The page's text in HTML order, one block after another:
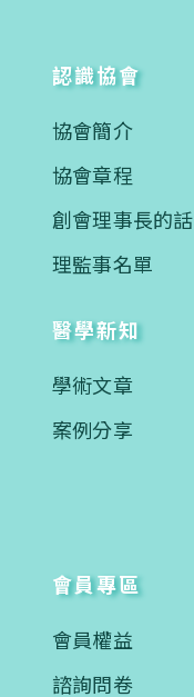
認識協會
協會簡介
協會章程
創會理事長的話
理監事名單
醫學新知
學術文章
案例分享
會員專區
會員權益
諮詢問卷